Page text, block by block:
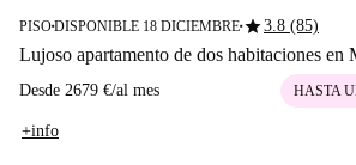
PISO■DISPONIBLE 18 DICIEMBRE■star3.8 (85)
Lujoso apartamento de dos habitaciones en
Desde 2679 €/al mes HASTA
+info